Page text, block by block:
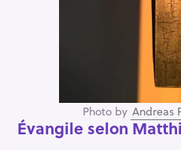
Photo by Andreas
Évangile selon